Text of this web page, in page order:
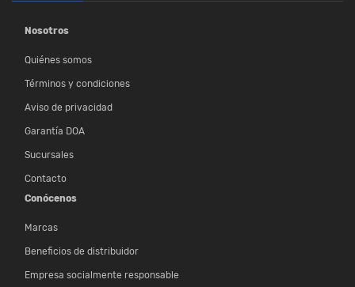
Nosotros
Quiénes somos
Términos y condiciones
Aviso de privacidad
Garantía DOA
Sucursales
Contacto
Conócenos
Marcas
Beneficios de distribuidor
Empresa socialmente responsable